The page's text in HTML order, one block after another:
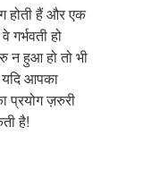
होती हैं और एक
गर्भवती हो
न हुआ हो तो भी
यदि आपका
प्रयोग ज़रुरी
है!